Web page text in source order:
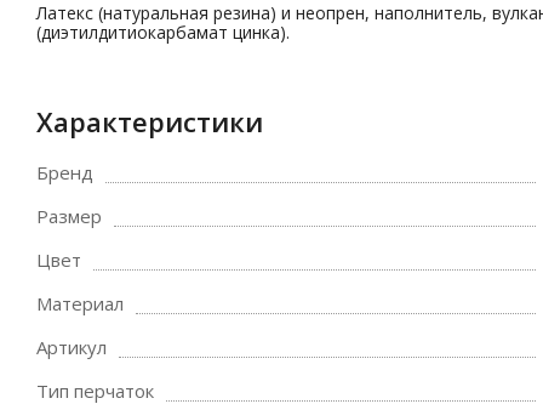
Латекс (натуральная резина) и неопрен, наполнитель,
(диэтилдитиокарбамат цинка).
Характеристики
Бренд
Размер
Цвет
Материал
Артикул
Тип перчаток